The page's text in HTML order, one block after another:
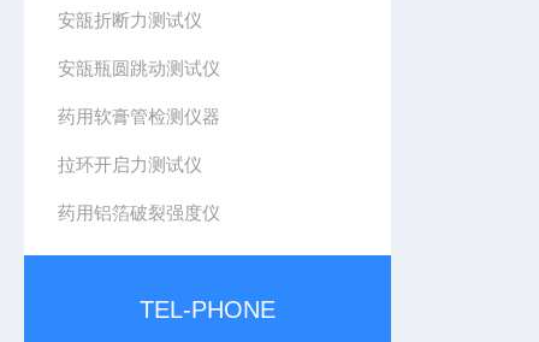
安瓿折断力测试仪
安瓿瓶圆跳动测试仪
药用软膏管检测仪器
拉环开启力测试仪
药用铝箔破裂强度仪
TEL-PHONE